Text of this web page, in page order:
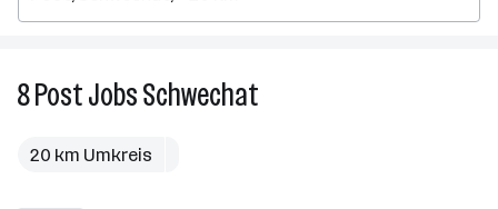
8PostJobsSchwechat
20 km Umkreis